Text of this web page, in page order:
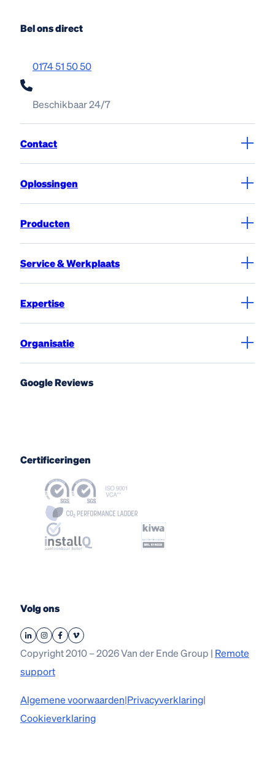
Bel ons direct
0174 51 50 50
Beschikbaar 24/7
Contact
Oplossingen
Producten
Service & Werkplaats
Expertise
Organisatie
Google Reviews
Certificeringen
Volg ons
Copyright 2010 – 2026 Van der Ende Group | Remote
support
Algemene voorwaarden|Privacyverklaring|
Cookieverklaring